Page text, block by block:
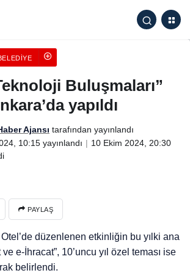
Buluşmaları”
yapıldı
Ajansı tarafından yayınlandı
10:15 yayınlandı
10 Ekim 2024, 20:30
PAYLAŞ
düzenlenen etkinliğin bu yılki ana
e-İhracat”, 10’uncu yıl özel teması ise
belirlendi.
Buluşmaları” etkinliği Ankara’da